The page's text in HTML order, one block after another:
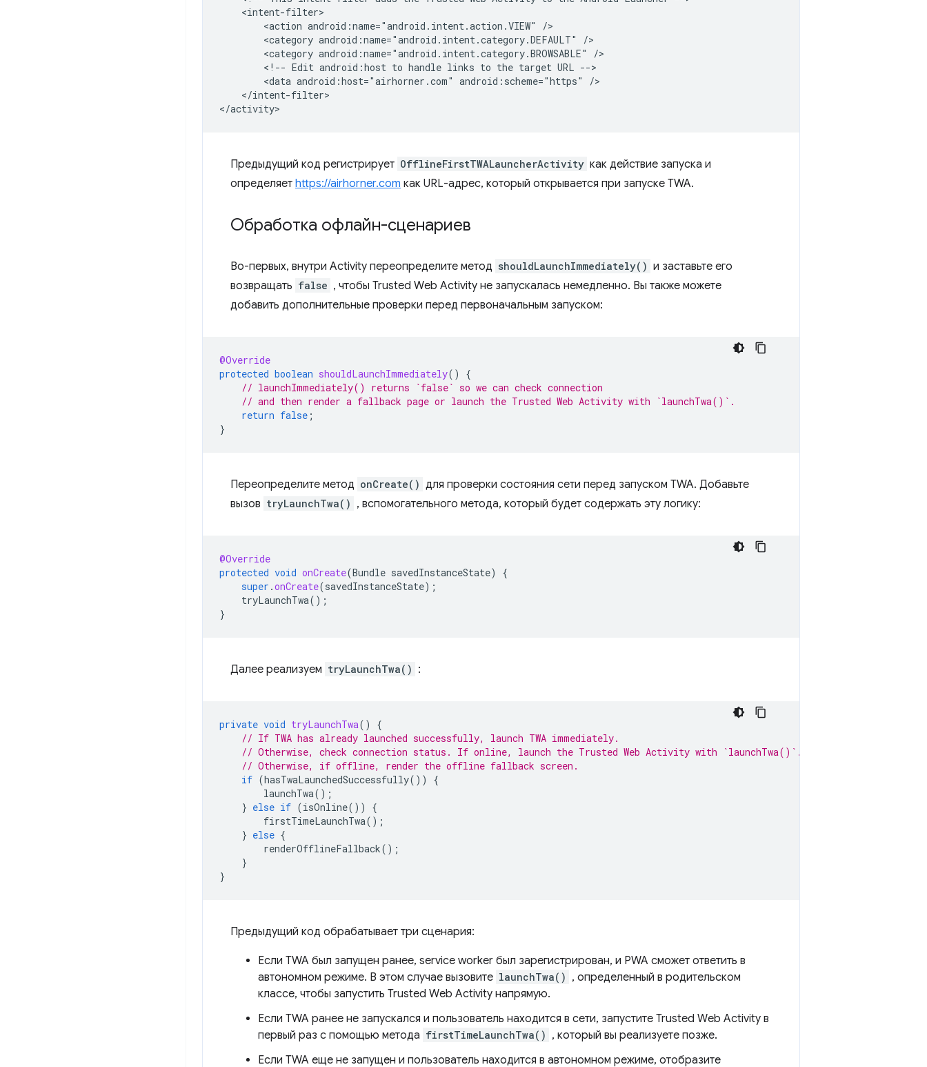
<action android:name="android.intent.action.VIEW"
<category android:name="android.intent.category.DEFAULT"
<category android:name="android.intent.category.BROWSABLE"
<!-- Edit android:host to handle links to the target URL
<data android:host="airhorner.com" android:scheme="https"
</intent-filter>
Предыдущий код регистрирует OfflineFirstTWALauncherActivity как действие запуска и
определяет https://airhorner.com как URL-адрес, который открывается при запуске TWA.
Обработка офлайн-сценариев
Во-первых, внутри Activity переопределите метод shouldLaunchImmediately() и заставьте его
возвращать false , чтобы Trusted Web Activity не запускалась немедленно. Вы также можете
добавить дополнительные проверки перед первоначальным запуском:
@Override
protected boolean shouldLaunchImmediately()
{
// launchImmediately() returns `false` so we can check connection
// and then render a fallback page or launch the Trusted Web Activity with `launchTwa()`.
return false ;
}
Переопределите метод onCreate() для проверки состояния сети перед запуском TWA. Добавьте
вызов tryLaunchTwa() , вспомогательного метода, который будет содержать эту логику:
@Override
protected void onCreate(Bundle savedInstanceState)
{
super .onCreate(savedInstanceState);
tryLaunchTwa();
}
Далее реализуем tryLaunchTwa() :
private void tryLaunchTwa()
{
// If TWA has already launched successfully, launch TWA immediately.
// Otherwise, check connection status. If online, launch the Trusted Web Activity with `launchTwa()`.
// Otherwise, if offline, render the offline fallback screen.
if (hasTwaLaunchedSuccessfully())
{
launchTwa();
} else if (isOnline())
{
firstTimeLaunchTwa();
} else {
renderOfflineFallback();
}
}
Предыдущий код обрабатывает три сценария:
Если TWA был запущен ранее, service worker был зарегистрирован, и PWA сможет ответить в
автономном режиме. В этом случае вызовите launchTwa() , определенный в родительском
классе, чтобы запустить Trusted Web Activity напрямую.
Если TWA ранее не запускался и пользователь находится в сети, запустите Trusted Web Activity в
первый раз с помощью метода firstTimeLaunchTwa() , который вы реализуете позже.
Если TWA еще не запущен и пользователь находится в автономном режиме, отобразите